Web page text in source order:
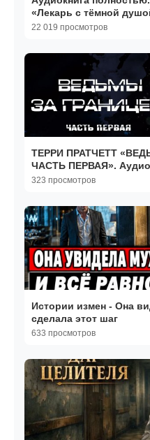
«Лекарь с тёмной
22 019 просмотров
ТЕРРИ ПРАТЧЕТТ
ЧАСТЬ ПЕРВАЯ».
Клюквин
323 просмотров
Истории измен - Она
сделала этот шаг
633 просмотров